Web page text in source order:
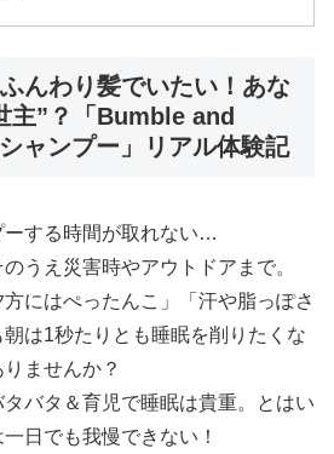
んわり髪でいたい！あな
主”？「Bumble and
ャンプー」リアル体験記
ーする時間が取れない…
うえ災害時やアウトドアまで。
方にはぺったんこ」「汗や脂っぽさ
は1秒たりとも睡眠を削りたくな
ませんか？
バタ＆育児で睡眠は貴重。とはい
日でも我慢できない！